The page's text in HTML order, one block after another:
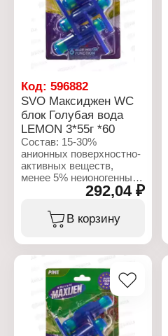
Форма выпуска: подвес
на унитаз
Эффект: 4 в 1
Количество в упаковке: 3
Количество смываний:
до 250 смываний
Упаковка: блистер
Код: 596882
SVO Максиджен WC
блок Голубая вода
LEMON 3*55г *60
Состав: 15-30%
анионных поверхностно-
активных веществ,
менее 5% неионогенных
поверхностно-активных
веществ, отдушка,
бензилсалицилат,
цитронеллол,
Характеристики:
Бренд: Maxijen
Тип товара: Блок для
унитаза
Аромат: LEMON
Форма выпуска: подвес
292,04 ₽
В корзину